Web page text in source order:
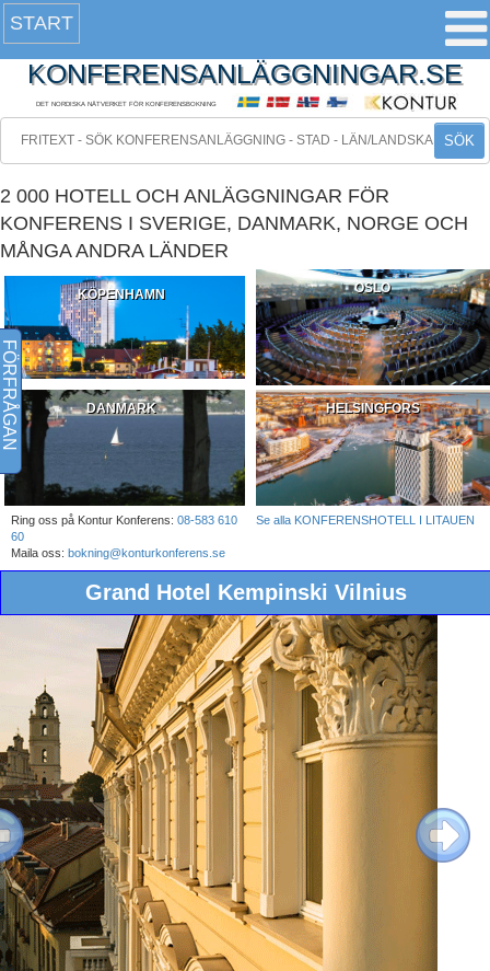
START
KONFERENSANLÄGGNINGAR.SE
DET NORDISKA NÄTVERKET FÖR KONFERENSBOKNING
SÖK
2 000 HOTELL OCH ANLÄGGNINGAR FÖR
KONFERENS I SVERIGE, DANMARK, NORGE OCH
MÅNGA ANDRA LÄNDER
KÖPENHAMN OSLO
DANMARK HELSINGFORS
Ring oss på Kontur Konferens: 08-583 610
60
Maila oss: bokning@konturkonferens.se
Se alla KONFERENSHOTELL I LITAUEN
Grand Hotel Kempinski Vilnius
Next
FÖRFRÅGAN